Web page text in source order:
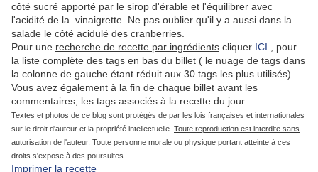
côté sucré apporté par le sirop d'érable et l'équilibrer avec
l'acidité de la vinaigrette. Ne pas oublier qu'il y a aussi dans la
salade le côté acidulé des cranberries.
Pour une recherche de recette par ingrédients cliquer ICI , pour
la liste complète des tags en bas du billet ( le nuage de tags dans
la colonne de gauche étant réduit aux 30 tags les plus utilisés).
Vous avez également à la fin de chaque billet avant les
commentaires, les tags associés à la recette du jour.
Textes et photos de ce blog sont protégés de par les lois françaises et internationales
sur le droit d'auteur et la propriété intellectuelle. Toute reproduction est interdite sans
autorisation de l'auteur. Toute personne morale ou physique portant atteinte à ces
droits s'expose à des poursuites.
Imprimer la recette